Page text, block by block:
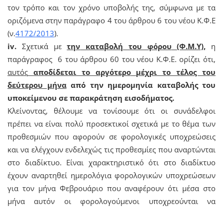
τον τρόπο και τον χρόνο υποβολής της, σύμφωνα με τα
οριζόμενα στην παράγραφο 4 του άρθρου 6 του νέου Κ.Φ.Ε
(ν.4172/2013).
iv. Σχετικά μετην καταβολή του φόρου (Φ.Μ.Υ), η
παράγραφος 6 του άρθρου 60 του νέου Κ.Φ.Ε. ορίζει ότι,
αυτός αποδίδεται το αργότερο μέχρι το τέλος του
δεύτερου μήνα από την ημερομηνία καταβολής του
υποκείμενου σε παρακράτηση εισοδήματος.
Κλείνοντας, θέλουμε να τονίσουμε ότι οι συνάδελφοι
πρέπει να είναι πολύ προσεκτικοί σχετικά με το θέμα των
προθεσμιών που αφορούν σε φορολογικές υποχρεώσεις
και να ελέγχουν ενδελεχώς τις προθεσμίες που αναρτώνται
στο διαδίκτυο. Είναι χαρακτηριστικό ότι στο διαδίκτυο
έχουν αναρτηθεί ημερολόγια φορολογικών υποχρεώσεων
για τον μήνα Φεβρουάριο που αναφέρουν ότι μέσα στο
μήνα αυτόν οι φορολογούμενοι υποχρεούνται να